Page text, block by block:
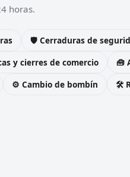
horas.
🛡️ Cerraduras de
y cierres de comercio
🧰
⚙️ Cambio de bombín
🛠️